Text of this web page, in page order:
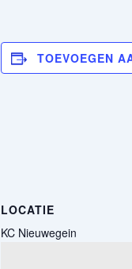
TOEVOEGEN
LOCATIE
KC Nieuwegein